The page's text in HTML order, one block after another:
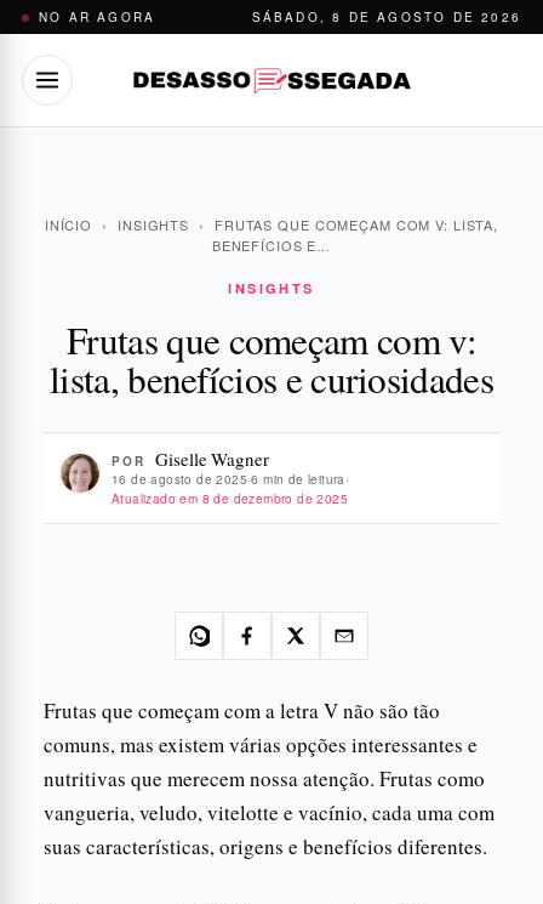
Pular
conteúdo
NO AR AGORA SÁBADO, 8 DE AGOSTO DE 2026
INÍCIO › INSIGHTS ›
FRUTAS QUE COMEÇAM COM V: LISTA,
BENEFÍCIOS E…
INSIGHTS
Frutas que começam com v:
lista, benefícios e curiosidades
POR Giselle Wagner
16 de agosto de 2025·6 min de leitura·
Atualizado em 8 de dezembro de 2025
Frutas que começam com a letra V não são tão
comuns, mas existem várias opções interessantes e
nutritivas que merecem nossa atenção. Frutas como
vangueria, veludo, vitelotte e vacínio, cada uma com
suas características, origens e benefícios diferentes.